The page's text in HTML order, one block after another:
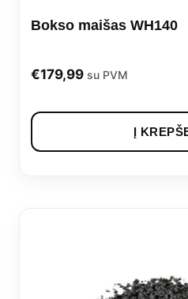
Bokso maišas WH140
€179,99 su PVM
Į